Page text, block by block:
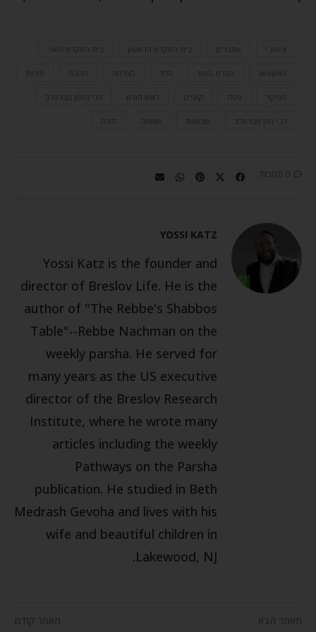
אימוג'י אתגרים בית המקדש הראשון בית המקדש השני
האשטאג הכרת הטוב הצלחה סוכות
סטיקר פסח קשיים ראש חודש רבי נחמן מברסלב
רבי נתן מברסלב שבועות שמחה תודה
0 תגובות
YOSSI KATZ
Yossi Katz is the founder and
director of Breslov Life. He is the
author of "The Rebbe's Shabbos
Table"--Rebbe Nachman on the
weekly parsha. He served for
many years as the US executive
director of the Breslov Research
Institute, where he wrote many
articles including the weekly
Pathways on the Parsha
publication. He studied in Beth
Medrash Gevoha and lives with his
wife and beautiful children in
Lakewood, NJ.
מאמר הבא מאמר קודם